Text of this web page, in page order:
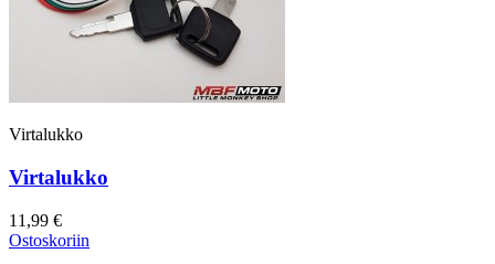
Virtalukko
Virtalukko
11,99 €
Ostoskoriin